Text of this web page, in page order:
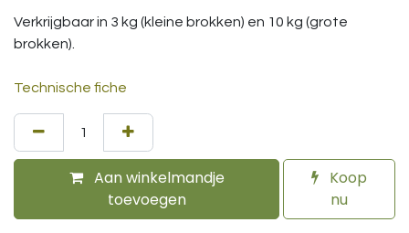
Verkrijgbaar in 3 kg (kleine brokken) en 10 kg (grote
brokken).
Technische fiche
Aan winkelmandje
toevoegen
Koop
nu